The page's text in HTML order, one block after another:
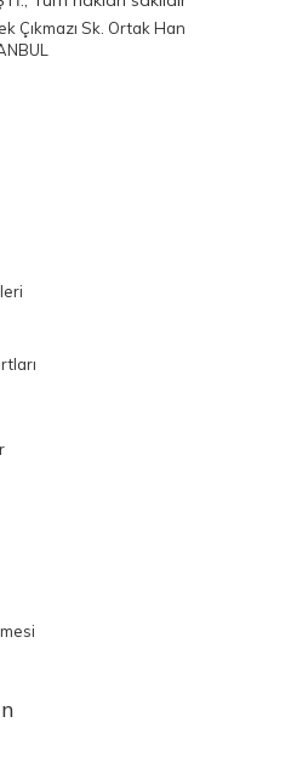
Çıkmazı Sk. Ortak Han